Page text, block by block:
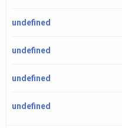
undefined
undefined
undefined
undefined